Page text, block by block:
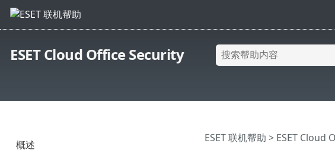
ESET Cloud Office Security
ESET 联机帮助 > ESET Cloud